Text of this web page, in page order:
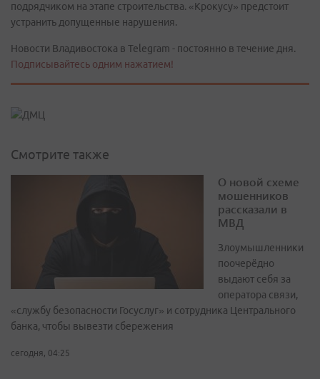
подрядчиком на этапе строительства. «Крокусу» предстоит
устранить допущенные нарушения.
Новости Владивостока в Telegram - постоянно в течение дня.
Подписывайтесь одним нажатием!
Смотрите также
О новой схеме
мошенников
рассказали в
МВД
Злоумышленники
поочерёдно
выдают себя за
оператора связи,
«службу безопасности Госуслуг» и сотрудника Центрального
банка, чтобы вывезти сбережения
сегодня, 04:25